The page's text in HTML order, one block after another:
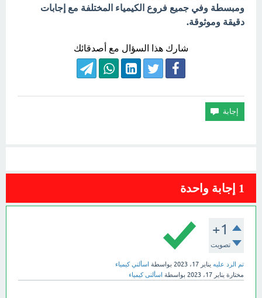
ومبسطة وفي جميع فروع الكيمياء المختلفة مع إجابات
دقيقة وموثوقة.
شارك هذا السؤال مع أصدقائك
1 إجابة واحدة
+1
تصويت
تم الرد عليه يناير 17، 2023 بواسطة اسألني كيمياء
مختارة يناير 17، 2023 بواسطة اسألنى كيمياء